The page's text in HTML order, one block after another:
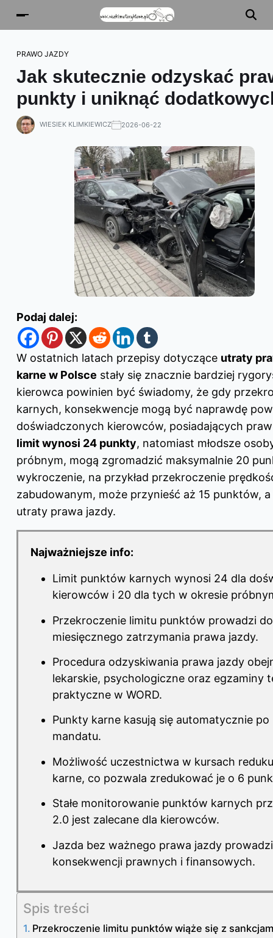
PRAWO JAZDY
Jak skutecznie odzyskać
punkty i uniknąć
WIESIEK KLIMKIEWICZ 2026-06-22
Podaj dalej:
W ostatnich latach przepisy dotyczące utraty
karne w Polsce stały się znacznie bardziej
kierowca powinien być świadomy, że gdy
karnych, konsekwencje mogą być naprawdę
doświadczonych kierowców, posiadających
limit wynosi 24 punkty, natomiast młodsze
próbnym, mogą zgromadzić maksymalnie 20
wykroczenie, na przykład przekroczenie
zabudowanym, może przynieść aż 15 punktów,
utraty prawa jazdy.
Najważniejsze info:
Limit punktów karnych wynosi 24 dla
kierowców i 20 dla tych w okresie
Przekroczenie limitu punktów prowadzi
miesięcznego zatrzymania prawa jazdy.
Procedura odzyskiwania prawa jazdy
lekarskie, psychologiczne oraz egzaminy
praktyczne w WORD.
Punkty karne kasują się automatycznie po
mandatu.
Możliwość uczestnictwa w kursach
karne, co pozwala zredukować je o 6
Stałe monitorowanie punktów karnych
2.0 jest zalecane dla kierowców.
Jazda bez ważnego prawa jazdy
konsekwencji prawnych i finansowych.
Spis treści
Przekroczenie limitu punktów wiąże się z